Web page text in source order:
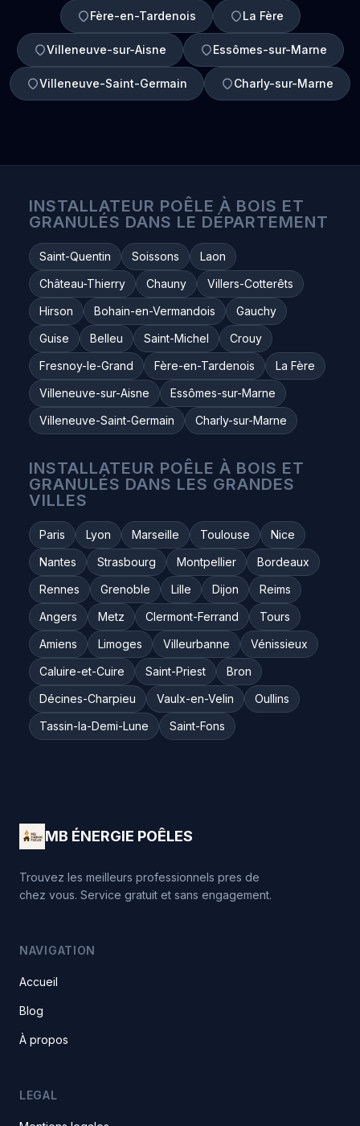
Fère-en-Tardenois La Fère
Villeneuve-sur-Aisne Essômes-sur-Marne
Villeneuve-Saint-Germain Charly-sur-Marne
INSTALLATEUR POÊLE À BOIS ET
GRANULÉS DANS LE DÉPARTEMENT
Saint-Quentin Soissons
Laon
Château-Thierry
Chauny
Villers-Cotterêts
Hirson
Bohain-en-Vermandois
Gauchy
Guise
Belleu Saint-Michel
Crouy
Fresnoy-le-Grand
Fère-en-Tardenois
La Fère
Villeneuve-sur-Aisne
Essômes-sur-Marne
Villeneuve-Saint-Germain
Charly-sur-Marne
INSTALLATEUR POÊLE À BOIS ET
GRANULÉS DANS LES GRANDES
VILLES
Paris Lyon Marseille Toulouse
Nice
Nantes
Strasbourg Montpellier
Bordeaux
Rennes
Grenoble Lille Dijon
Reims
Angers
Metz Clermont-Ferrand
Tours
Amiens
Limoges Villeurbanne
Vénissieux
Caluire-et-Cuire
Saint-Priest
Bron
Décines-Charpieu
Vaulx-en-Velin
Oullins
Tassin-la-Demi-Lune
Saint-Fons
MB ÉNERGIE POÊLES
Trouvez les meilleurs professionnels pres de
chez vous. Service gratuit et sans engagement.
NAVIGATION
Accueil
Blog
À propos
LEGAL